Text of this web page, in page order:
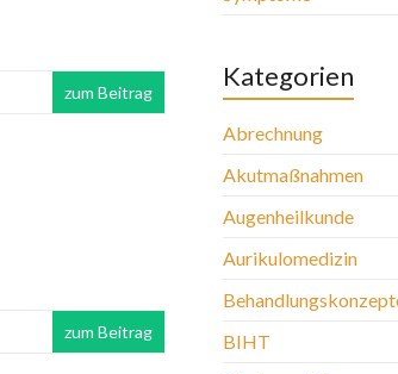
zum Beitrag
zum Beitrag
Kategorien
Abrechnung
Akutmaßnahmen
Augenheilkunde
Aurikulomedizin
BIHT